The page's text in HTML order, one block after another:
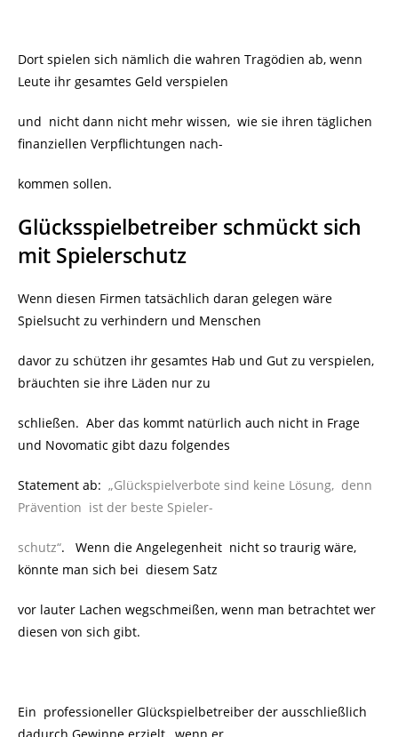
Dort spielen sich nämlich die wahren Tragödien ab, wenn
Leute ihr gesamtes Geld verspielen
und nicht dann nicht mehr wissen, wie sie ihren täglichen
finanziellen Verpflichtungen nach-
kommen sollen.
Glücksspielbetreiber schmückt sich
mit Spielerschutz
Wenn diesen Firmen tatsächlich daran gelegen wäre
Spielsucht zu verhindern und Menschen
davor zu schützen ihr gesamtes Hab und Gut zu verspielen,
bräuchten sie ihre Läden nur zu
schließen. Aber das kommt natürlich auch nicht in Frage
und Novomatic gibt dazu folgendes
Statement ab: „Glückspielverbote sind keine Lösung, denn
Prävention ist der beste Spieler-
schutz“. Wenn die Angelegenheit nicht so traurig wäre,
könnte man sich bei diesem Satz
vor lauter Lachen wegschmeißen, wenn man betrachtet wer
diesen von sich gibt.
Ein professioneller Glückspielbetreiber der ausschließlich